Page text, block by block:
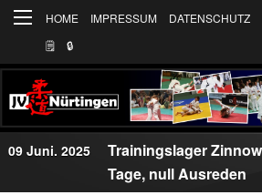
HOME IMPRESSUM DATENSCHUTZ
🗒
🔒︎
09 Juni. 2025
Trainingslager
Tage, null Ausreden